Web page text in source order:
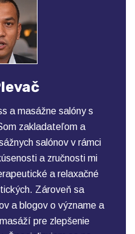
a masážne salóny s
zakladateľom a
salónov v rámci
a zručnosti mi
a relaxačné
Zároveň sa
a blogov o význame a
pre zlepšenie